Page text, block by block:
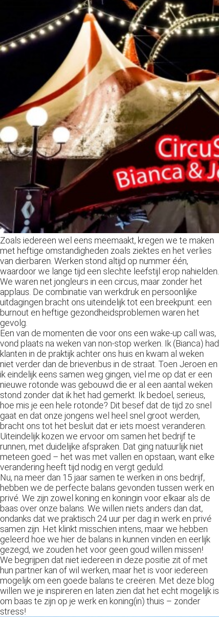
Zoals iedereen wel eens meemaakt, kregen we te maken
met heftige omstandigheden zoals ziektes en het verlies
van dierbaren. Werken stond altijd op nummer één,
waardoor we lange tijd een slechte leefstijl erop nahielden.
We waren net jongleurs in een circus, maar zonder het
applaus. De combinatie van werkdruk en persoonlijke
uitdagingen bracht ons uiteindelijk tot een breekpunt: een
burnout en heftige gezondheidsproblemen waren het
gevolg.
Een van de momenten die voor ons een wake-up call was,
vond plaats na weken van non-stop werken. Ik (Bianca) had
klanten in de praktijk achter ons huis en kwam al weken
niet verder dan de brievenbus in de straat. Toen Jeroen en
ik eindelijk eens samen weg gingen, viel me op dat er een
nieuwe rotonde was gebouwd die er al een aantal weken
stond zonder dat ik het had gemerkt. Ik bedoel, serieus,
hoe mis je een hele rotonde? Dit besef dat de tijd zo snel
gaat en dat onze jongens wel heel snel groot werden,
bracht ons tot het besluit dat er iets moest veranderen.
Uiteindelijk kozen we ervoor om samen het bedrijf te
runnen, met duidelijke afspraken. Dat ging natuurlijk niet
meteen goed – het was met vallen en opstaan, want elke
verandering heeft tijd nodig en vergt geduld.
Nu, na meer dan 15 jaar samen te werken in ons bedrijf,
hebben we de perfecte balans gevonden tussen werk en
privé. We zijn zowel koning en koningin voor elkaar als de
baas over onze balans. We willen niets anders dan dat,
ondanks dat we praktisch 24 uur per dag in werk en privé
samen zijn. Het klinkt misschien intens, maar we hebben
geleerd hoe we hier de balans in kunnen vinden en eerlijk
gezegd, we zouden het voor geen goud willen missen!
We begrijpen dat niet iedereen in deze positie zit of met
hun partner kan of wil werken, maar het is voor iedereen
mogelijk om een goede balans te creëren. Met deze blog
willen we je inspireren en laten zien dat het echt mogelijk is
om baas te zijn op je werk en koning(in) thuis – zonder
stress!